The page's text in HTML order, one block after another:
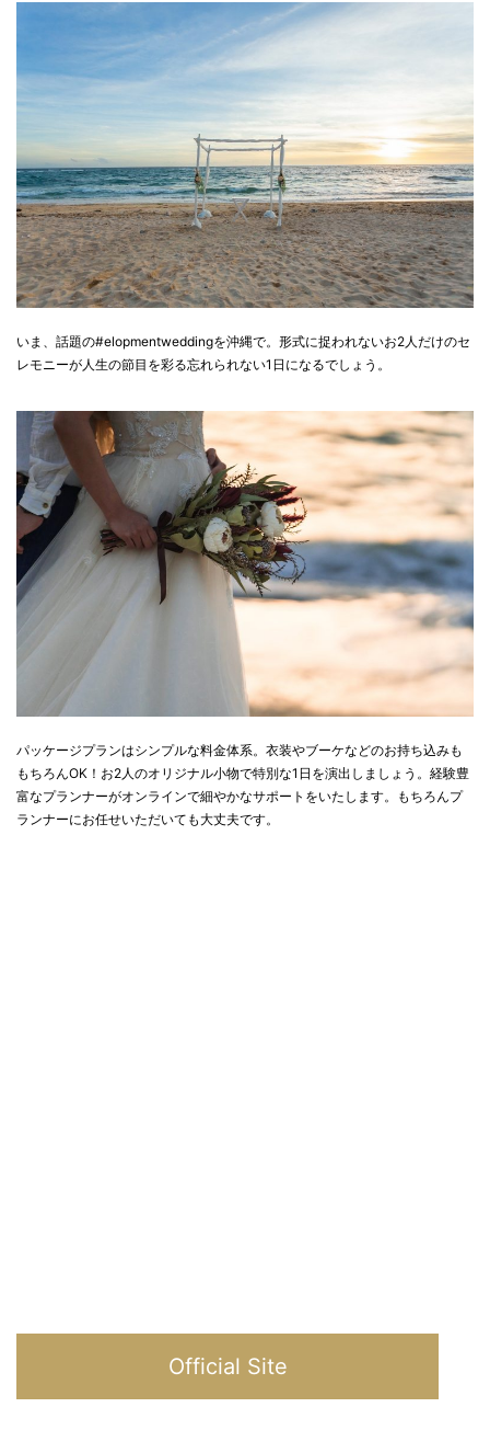
いま、話題の#elopmentweddingを沖縄で。形式に捉われないお2人だけのセ
レモニーが人生の節目を彩る忘れられない1日になるでしょう。
パッケージプランはシンプルな料金体系。衣装やブーケなどのお持ち込みも
もちろんOK！お2人のオリジナル小物で特別な1日を演出しましょう。経験豊
富なプランナーがオンラインで細やかなサポートをいたします。もちろんプ
ランナーにお任せいただいても大丈夫です。
Official Site